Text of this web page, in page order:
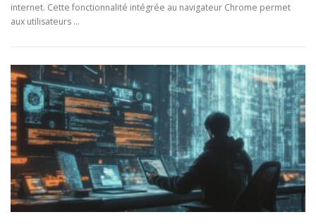
internet. Cette fonctionnalité intégrée au navigateur Chrome permet
aux utilisateurs …